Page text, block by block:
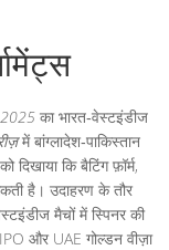
का भारत‑वेस्टइंडीज
में बांग्लादेश‑पाकिस्तान
कि बैटिंग फ़ॉर्म,
है। उदाहरण के तौर
मैचों में स्पिनर की
और UAE गोल्डन वीज़ा